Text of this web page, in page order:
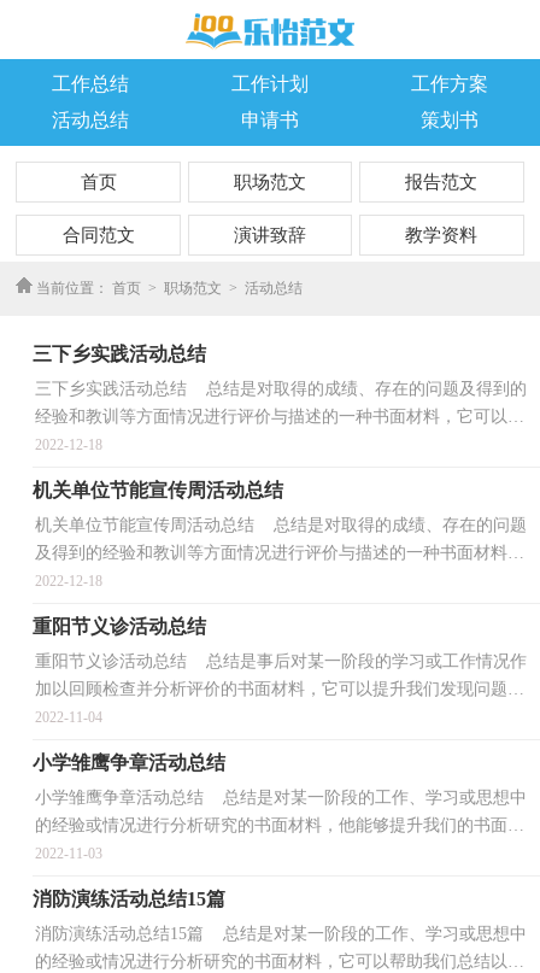
工作总结 工作计划
工作方案
活动总结
申请书 策划书
首页 职场范文 报告范文
合同范文 演讲致辞 教学资料
优秀作文
当前位置： 首页 > 职场范文 > 活动总结
三下乡实践活动总结
三下乡实践活动总结 总结是对取得的成绩、存在的问题及得到的
经验和教训等方面情况进行评价与描述的一种书面材料，它可以有
效锻炼我们的语言组织能力，让我们一起认真地写一...
2022-12-18
机关单位节能宣传周活动总结
机关单位节能宣传周活动总结 总结是对取得的成绩、存在的问题
及得到的经验和教训等方面情况进行评价与描述的一种书面材料，
写总结有利于我们学习和工作能力的提高，不如立即...
2022-12-18
重阳节义诊活动总结
重阳节义诊活动总结 总结是事后对某一阶段的学习或工作情况作
加以回顾检查并分析评价的书面材料，它可以提升我们发现问题的
能力，快快来写一份总结吧。但是却发现不知道该写...
2022-11-04
小学雏鹰争章活动总结
小学雏鹰争章活动总结 总结是对某一阶段的工作、学习或思想中
的经验或情况进行分析研究的书面材料，他能够提升我们的书面表
达能力，因此我们要做好归纳，写好总结。总结怎么写...
2022-11-03
消防演练活动总结15篇
消防演练活动总结15篇 总结是对某一阶段的工作、学习或思想中
的经验或情况进行分析研究的书面材料，它可以帮助我们总结以往